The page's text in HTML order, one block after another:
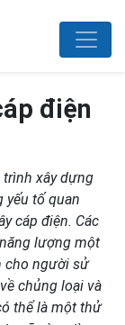
điện
trình xây dựng
yếu tố quan
cáp điện. Các
lượng một
cho người sử
chủng loại và
thể là một thử